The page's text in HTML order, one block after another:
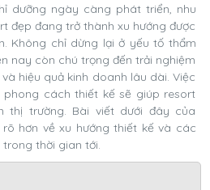
dưỡng ngày càng phát triển, nhu
đẹp đang trở thành xu hướng được
Không chỉ dừng lại ở yếu tố thẩm
nay còn chú trọng đến trải nghiệm
hiệu quả kinh doanh lâu dài. Việc
cách thiết kế sẽ giúp resort
thị trường. Bài viết dưới đây của
hơn về xu hướng thiết kế và các
thời gian tới.